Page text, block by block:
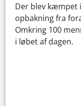
Der blev kæmpet
opbakning fra
Omkring 100
i løbet af dagen.